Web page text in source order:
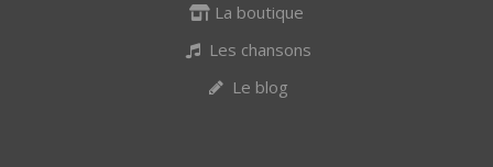
La boutique
Les chansons
Le blog